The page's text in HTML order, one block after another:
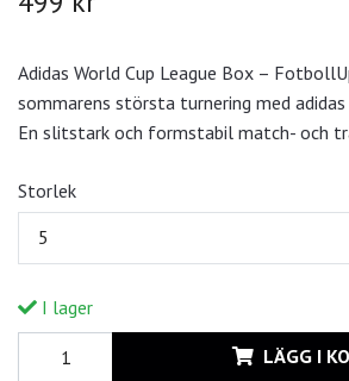
Adidas World Cup League Box –
sommarens största turnering med adidas
En slitstark och formstabil match- och
Storlek
5
I lager
LÄGG I